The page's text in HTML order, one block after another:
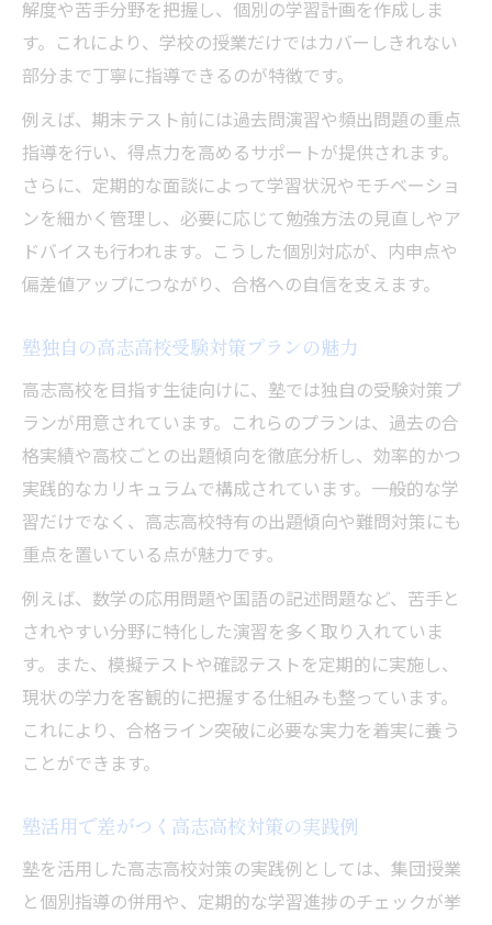
解度や苦手分野を把握し、個別の学習計画を作成しま
す。これにより、学校の授業だけではカバーしきれない
部分まで丁寧に指導できるのが特徴です。
例えば、期末テスト前には過去問演習や頻出問題の重点
指導を行い、得点力を高めるサポートが提供されます。
さらに、定期的な面談によって学習状況やモチベーショ
ンを細かく管理し、必要に応じて勉強方法の見直しやア
ドバイスも行われます。こうした個別対応が、内申点や
偏差値アップにつながり、合格への自信を支えます。
塾独自の高志高校受験対策プランの魅力
高志高校を目指す生徒向けに、塾では独自の受験対策プ
ランが用意されています。これらのプランは、過去の合
格実績や高校ごとの出題傾向を徹底分析し、効率的かつ
実践的なカリキュラムで構成されています。一般的な学
習だけでなく、高志高校特有の出題傾向や難問対策にも
重点を置いている点が魅力です。
例えば、数学の応用問題や国語の記述問題など、苦手と
されやすい分野に特化した演習を多く取り入れていま
す。また、模擬テストや確認テストを定期的に実施し、
現状の学力を客観的に把握する仕組みも整っています。
これにより、合格ライン突破に必要な実力を着実に養う
ことができます。
塾活用で差がつく高志高校対策の実践例
塾を活用した高志高校対策の実践例としては、集団授業
と個別指導の併用や、定期的な学習進捗のチェックが挙